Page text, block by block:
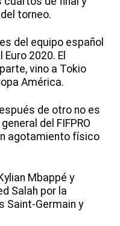
torneo.
del equipo español
2020. El
vino a Tokio
América.
de otro no es
del FIFPRO
agotamiento físico
Mbappé y
Salah por la
Saint-Germain y